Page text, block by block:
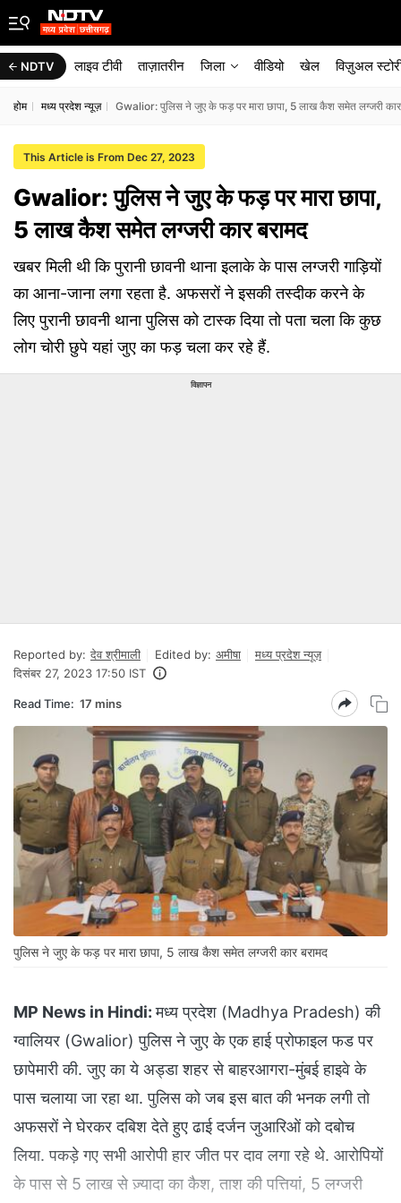
NDTV लाइव टीवी ताज़ातरीन जिला वीडियो खेल विज़ुअल
होम मध्य प्रदेश न्यूज़ Gwalior: पुलिस ने जुए के फड़ पर मारा छापा, 5 लाख कैश समेत लग्जरी
This Article is From Dec 27, 2023
Gwalior: पुलिस ने जुए के फड़ पर मारा छापा,
5 लाख कैश समेत लग्जरी कार बरामद
खबर मिली थी कि पुरानी छावनी थाना इलाके के पास लग्जरी गाड़ियों
का आना-जाना लगा रहता है. अफसरों ने इसकी तस्दीक करने के
लिए पुरानी छावनी थाना पुलिस को टास्क दिया तो पता चला कि कुछ
लोग चोरी छुपे यहां जुए का फड़ चला कर रहे हैं.
विज्ञापन
Reported by: देव श्रीमाली Edited by: अमीषा
मध्य प्रदेश न्यूज़
दिसंबर 27, 2023 17:50 IST
Read Time: 17 mins
पुलिस ने जुए के फड़ पर मारा छापा, 5 लाख कैश समेत लग्जरी कार बरामद
MP News in Hindi:मध्य प्रदेश (Madhya Pradesh) की
ग्वालियर (Gwalior) पुलिस ने जुए के एक हाई प्रोफाइल फड पर
छापेमारी की. जुए का ये अड्डा शहर से बाहरआगरा-मुंबई हाइवे के
पास चलाया जा रहा था. पुलिस को जब इस बात की भनक लगी तो
अफसरों ने घेरकर दबिश देते हुए ढाई दर्जन जुआरिओं को दबोच
लिया. पकड़े गए सभी आरोपी हार जीत पर दाव लगा रहे थे. आरोपियों
के पास से 5 लाख से ज़्यादा का कैश, ताश की पत्तियां, 5 लग्जरी